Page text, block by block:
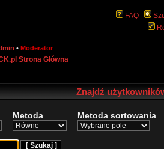
FAQ
• Moderator
Strona Główna
Znajdź
Metoda Metoda sortowania